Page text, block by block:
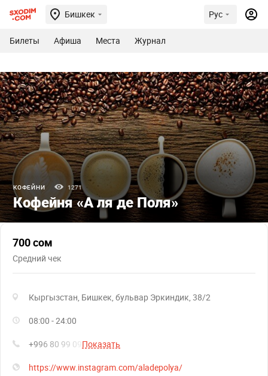
Бишкек Рус
Билеты Афиша Места Журнал
КОФЕЙНИ 1271
Кофейня «А ля де Поля»
700 сом
Средний чек
Кыргызстан, Бишкек, бульвар Эркиндик, 38/2
08:00 - 24:00
+996 80 99 09 Показать
https://www.instagram.com/aladepolya/